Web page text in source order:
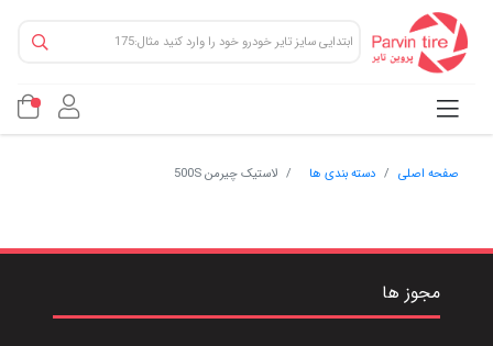
صفحه اصلی دسته بندی ها لاستیک چیرمن 500S
مجوز ها